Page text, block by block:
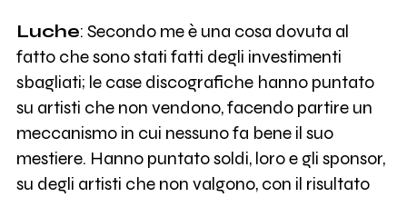
Luche: Secondo me è una cosa dovuta al
fatto che sono stati fatti degli investimenti
sbagliati; le case discografiche hanno puntato
su artisti che non vendono, facendo partire un
meccanismo in cui nessuno fa bene il suo
mestiere. Hanno puntato soldi, loro e gli sponsor,
su degli artisti che non valgono, con il risultato